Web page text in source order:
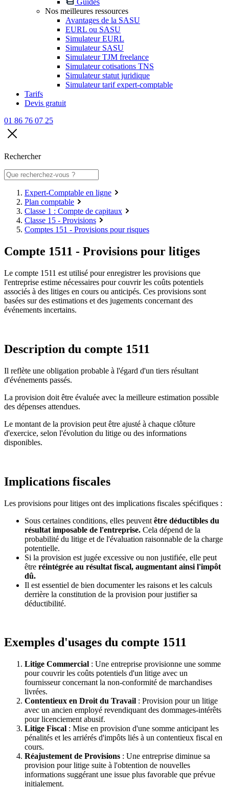
Guides
Nos meilleures ressources
Avantages de la SASU
EURL ou SASU
Simulateur EURL
Simulateur SASU
Simulateur TJM freelance
Simulateur cotisations TNS
Simulateur statut juridique
Simulateur tarif expert-comptable
Tarifs
Devis gratuit
01 86 76 07 25
Rechercher
Expert-Comptable en ligne
Plan comptable
Classe 1 : Compte de capitaux
Classe 15 - Provisions
Comptes 151 - Provisions pour risques
Compte 1511 - Provisions pour litiges
Le compte 1511 est utilisé pour enregistrer les provisions que
l'entreprise estime nécessaires pour couvrir les coûts potentiels
associés à des litiges en cours ou anticipés. Ces provisions sont
basées sur des estimations et des jugements concernant des
événements incertains.
Description du compte 1511
Il reflète une obligation probable à l'égard d'un tiers résultant
d'événements passés.
La provision doit être évaluée avec la meilleure estimation possible
des dépenses attendues.
Le montant de la provision peut être ajusté à chaque clôture
d'exercice, selon l'évolution du litige ou des informations
disponibles.
Implications fiscales
Les provisions pour litiges ont des implications fiscales spécifiques :
Sous certaines conditions, elles peuvent être déductibles du
résultat imposable de l'entreprise. Cela dépend de la
probabilité du litige et de l'évaluation raisonnable de la charge
potentielle.
Si la provision est jugée excessive ou non justifiée, elle peut
être réintégrée au résultat fiscal, augmentant ainsi l'impôt
dû.
Il est essentiel de bien documenter les raisons et les calculs
derrière la constitution de la provision pour justifier sa
déductibilité.
Exemples d'usages du compte 1511
Litige Commercial : Une entreprise provisionne une somme
pour couvrir les coûts potentiels d'un litige avec un
fournisseur concernant la non-conformité de marchandises
livrées.
Contentieux en Droit du Travail : Provision pour un litige
avec un ancien employé revendiquant des dommages-intérêts
pour licenciement abusif.
Litige Fiscal : Mise en provision d'une somme anticipant les
pénalités et les arriérés d'impôts liés à un contentieux fiscal en
cours.
Réajustement de Provisions : Une entreprise diminue sa
provision pour litige suite à l'obtention de nouvelles
informations suggérant une issue plus favorable que prévue
initialement.